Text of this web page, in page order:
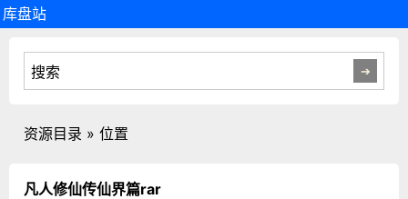
库盘站
资源目录 » 位置
凡人修仙传仙界篇rar